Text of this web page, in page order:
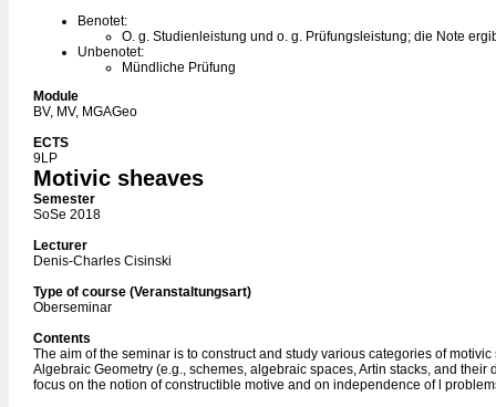
Benotet:
O. g. Studienleistung und o. g. Prüfungsleistung; die Note
Unbenotet:
Mündliche Prüfung
Module
BV, MV, MGAGeo
ECTS
9LP
Motivic sheaves
Semester
SoSe 2018
Lecturer
Denis-Charles Cisinski
Type of course (Veranstaltungsart)
Oberseminar
Contents
The aim of the seminar is to construct and study various categories of
Algebraic Geometry (e.g., schemes, algebraic spaces, Artin stacks, and their
focus on the notion of constructible motive and on independence of l